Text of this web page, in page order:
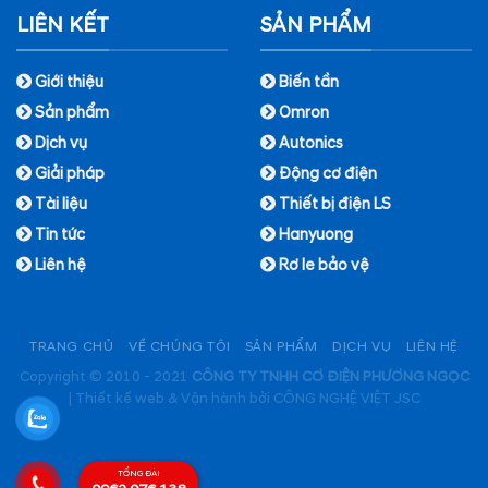
LIÊN KẾT
Giới thiệu
Sản phẩm
Dịch vụ
Giải pháp
Tài liệu
Tin tức
Liên hệ
SẢN PHẨM
Biến tần
Omron
Autonics
Động cơ điện
Thiết bị điện LS
Hanyuong
Rơ le bảo vệ
TRANG CHỦ VỀ CHÚNG TÔI SẢN PHẨM DỊCH VỤ LIÊN HỆ
Copyright © 2010 - 2021 CÔNG TY TNHH CƠ ĐIỆN PHƯƠNG NGỌC
Thiết kế web & Vận hành bởi CÔNG NGHỆ VIỆT JSC
TỔNG ĐÀI